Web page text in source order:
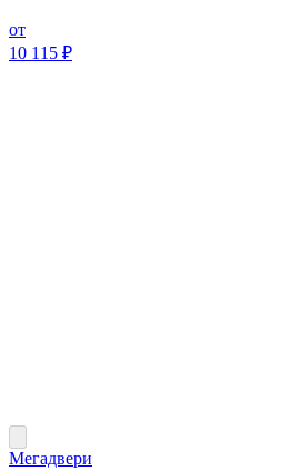
от
10 115 ₽
Мегадвери